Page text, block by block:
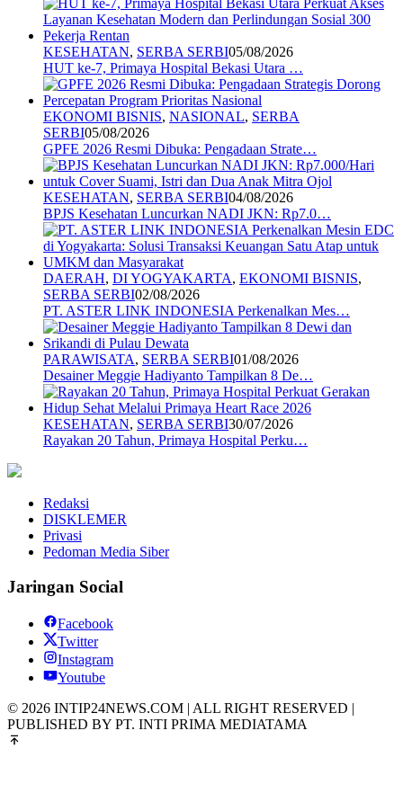
KESEHATAN, SERBA SERBI05/08/2026
HUT ke-7, Primaya Hospital Bekasi Utara …
EKONOMI BISNIS, NASIONAL, SERBA
SERBI05/08/2026
GPFE 2026 Resmi Dibuka: Pengadaan Strate…
KESEHATAN, SERBA SERBI04/08/2026
BPJS Kesehatan Luncurkan NADI JKN: Rp7.0…
DAERAH, DI YOGYAKARTA, EKONOMI BISNIS,
SERBA SERBI02/08/2026
PT. ASTER LINK INDONESIA Perkenalkan Mes…
PARAWISATA, SERBA SERBI01/08/2026
Desainer Meggie Hadiyanto Tampilkan 8 De…
KESEHATAN, SERBA SERBI30/07/2026
Rayakan 20 Tahun, Primaya Hospital Perku…
Redaksi
DISKLEMER
Privasi
Pedoman Media Siber
Jaringan Social
Facebook
Twitter
Instagram
Youtube
© 2026 INTIP24NEWS.COM | ALL RIGHT RESERVED |
PUBLISHED BY PT. INTI PRIMA MEDIATAMA